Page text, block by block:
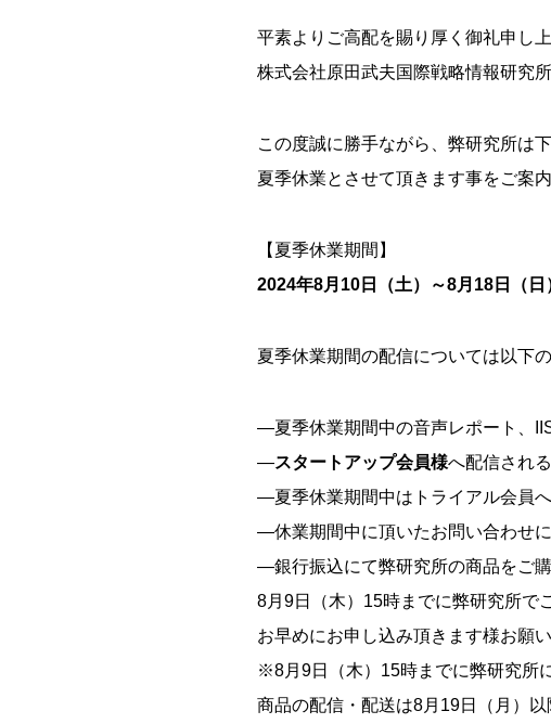
平素よりご高配を賜り厚く御礼申し上
株式会社原田武夫国際戦略情報研究
この度誠に勝手ながら、弊研究所は
夏季休業とさせて頂きます事をご案
【夏季休業期間】
2024年8月10日（土）～8月18日（日
夏季休業期間の配信については以下
―夏季休業期間中の音声レポート、
―スタートアップ会員様へ配信され
―夏季休業期間中はトライアル会員
―休業期間中に頂いたお問い合わせ
―銀行振込にて弊研究所の商品をご
8月9日（木）15時までに弊研究所で
お早めにお申し込み頂きます様お願
※8月9日（木）15時までに弊研究所
商品の配信・配送は8月19日（月）以